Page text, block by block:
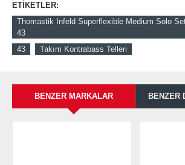
ETIKETLER:
Thomastik Infeld Superflexible Medium Solo
43
43
Takım Kontrabass Telleri
BENZER MARKALAR BENZER